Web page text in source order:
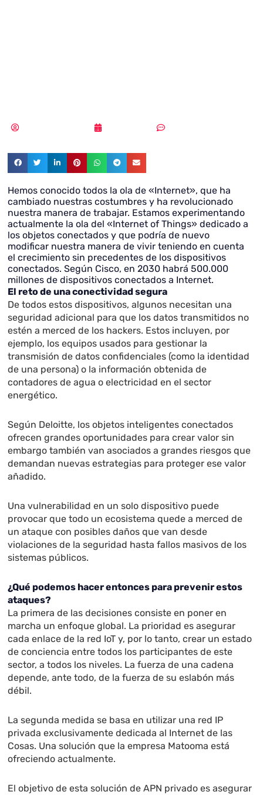
Hemos conocido todos la ola de «Internet», que ha
cambiado nuestras costumbres y ha revolucionado
nuestra manera de trabajar. Estamos experimentando
actualmente la ola del «Internet of Things» dedicado a
los objetos conectados y que podría de nuevo
modificar nuestra manera de vivir teniendo en cuenta
el crecimiento sin precedentes de los dispositivos
conectados. Según Cisco, en 2030 habrá 500.000
millones de dispositivos conectados a Internet.
El reto de una conectividad segura
De todos estos dispositivos, algunos necesitan una
seguridad adicional para que los datos transmitidos no
estén a merced de los hackers. Estos incluyen, por
ejemplo, los equipos usados para gestionar la
transmisión de datos confidenciales (como la identidad
de una persona) o la información obtenida de
contadores de agua o electricidad en el sector
energético.
Según Deloitte, los objetos inteligentes conectados
ofrecen grandes oportunidades para crear valor sin
embargo también van asociados a grandes riesgos que
demandan nuevas estrategias para proteger ese valor
añadido.
Una vulnerabilidad en un solo dispositivo puede
provocar que todo un ecosistema quede a merced de
un ataque con posibles daños que van desde
violaciones de la seguridad hasta fallos masivos de los
sistemas públicos.
¿Qué podemos hacer entonces para prevenir estos
ataques?
La primera de las decisiones consiste en poner en
marcha un enfoque global. La prioridad es asegurar
cada enlace de la red IoT y, por lo tanto, crear un estado
de conciencia entre todos los participantes de este
sector, a todos los niveles. La fuerza de una cadena
depende, ante todo, de la fuerza de su eslabón más
débil.
La segunda medida se basa en utilizar una red IP
privada exclusivamente dedicada al Internet de las
Cosas. Una solución que la empresa Matooma está
ofreciendo actualmente.
El objetivo de esta soluciónde APN privado es asegurar